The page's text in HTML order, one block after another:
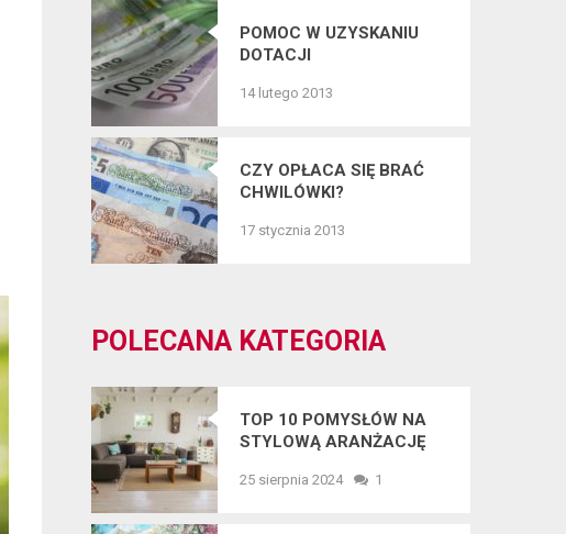
POMOC W UZYSKANIU
DOTACJI
14 lutego 2013
CZY OPŁACA SIĘ BRAĆ
CHWILÓWKI?
17 stycznia 2013
POLECANA KATEGORIA
TOP 10 POMYSŁÓW NA
STYLOWĄ ARANŻACJĘ
25 sierpnia 2024 1